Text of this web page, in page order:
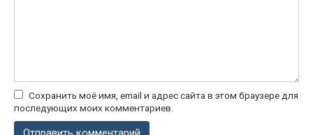
Сохранить моё имя, email и адрес сайта в этом браузере для
последующих моих комментариев.